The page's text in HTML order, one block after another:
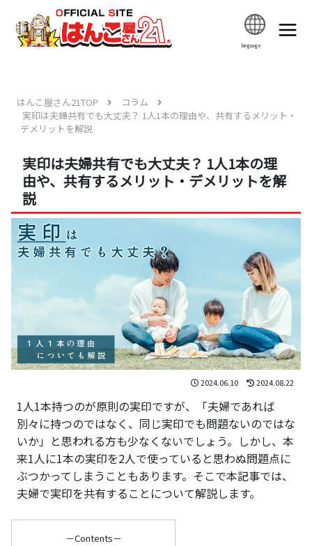
language
はんこ屋さん21TOP
コラム
実印は夫婦共有でも大丈夫？ 1人1本の理由や、共有するメリット・
デメリットを解説
実印は夫婦共有でも大丈夫？ 1人1本の理
由や、共有するメリット・デメリットを解
説
2024.06.10 2024.08.22
1人1本持つのが原則の実印ですが、「夫婦であれば
別々に持つのではなく、同じ実印でも問題ないのではな
いか」と思われる方も少なくないでしょう。しかし、本
来1人に1本の実印を2人で使っていると思わぬ問題点に
ぶつかってしまうこともあります。そこで本記事では、
夫婦で実印を共有することについて解説します。
－Contents－